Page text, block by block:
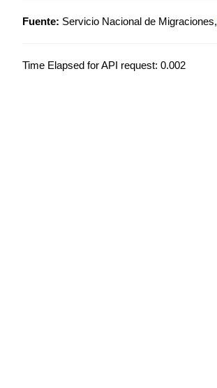
Fuente: Servicio Nacional de Migraciones,
Time Elapsed for API request: 0.002